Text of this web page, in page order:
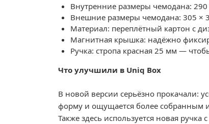
Внутренние размеры чемодана:
Внешние размеры чемодана: 305 ×
Материал: переплётный картон с
Магнитная крышка: надёжно
Ручка: стропа красная 25 мм —
Что улучшили в Uniq Box
В новой версии серьёзно прокачали:
форму и ощущается более собранным
Также здесь используется новая